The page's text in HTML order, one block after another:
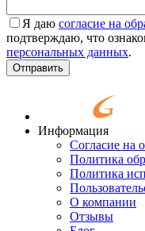
Я даю согласие на
подтверждаю, что
персональных данных.
Согласие*
Отправить
Информация
Согласие на
Политика
Политика
О компании
Отзывы